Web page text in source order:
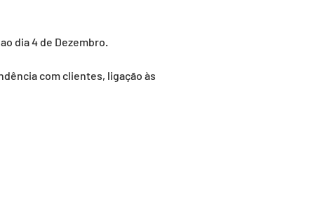
dia 4 de Dezembro.
com clientes, ligação às